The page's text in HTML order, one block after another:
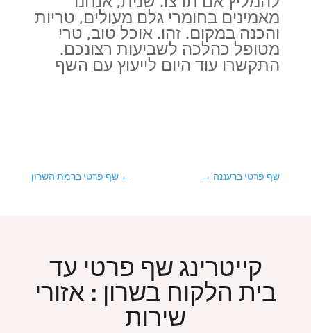
מאמינים בחומרי גלם מעולים, טריות
והכנה במקום. זהו. אוכל טוב, טרי
מטופל כהלכה לשביעות רצונכם.
התקשרו עוד היום לייעוץ עם השף
←שף פרטי ברמת השרון שף פרטי ברעננה →
קייטרינג שף פרטי עד
בית הלקוח בשרון : אזורי
שירות